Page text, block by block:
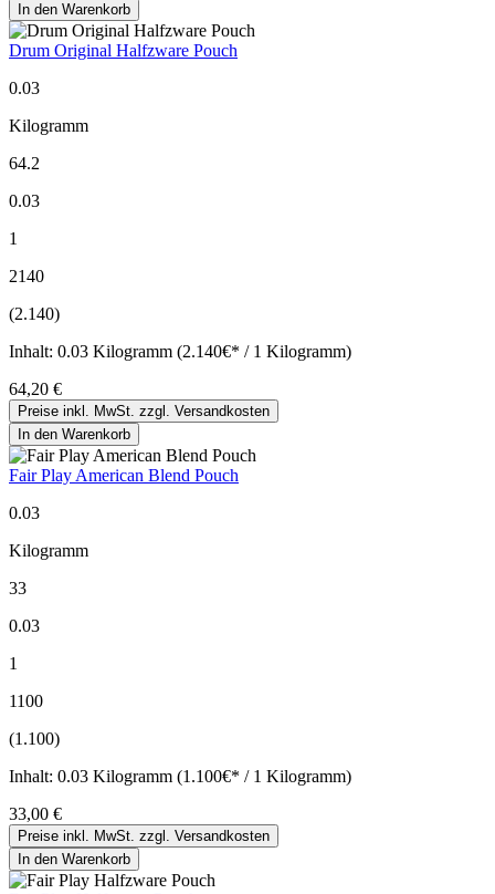
In den Warenkorb
Drum Original Halfzware Pouch
0.03
Kilogramm
64.2
0.03
1
2140
(2.140)
Inhalt: 0.03 Kilogramm (2.140€* / 1 Kilogramm)
64,20 €
Preise inkl. MwSt. zzgl. Versandkosten
In den Warenkorb
Fair Play American Blend Pouch
0.03
Kilogramm
33
0.03
1
1100
(1.100)
Inhalt: 0.03 Kilogramm (1.100€* / 1 Kilogramm)
33,00 €
Preise inkl. MwSt. zzgl. Versandkosten
In den Warenkorb